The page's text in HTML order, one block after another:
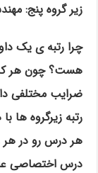
زیر گروه پنج:
چرا رتبه ی یک
هست؟ چون هر
ضرایب مختلفی
رتبه زیرگروه ها
هر درس رو در هر
درس اختصاصی